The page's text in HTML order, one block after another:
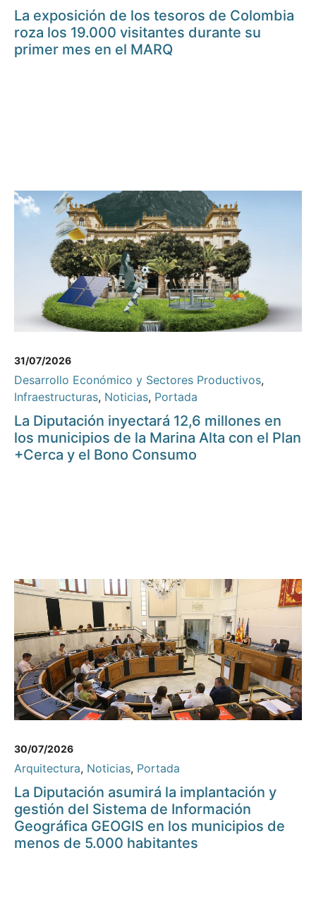
La exposición de los tesoros de Colombia
roza los 19.000 visitantes durante su
primer mes en el MARQ
31/07/2026
Desarrollo Económico y Sectores Productivos,
Infraestructuras, Noticias, Portada
La Diputación inyectará 12,6 millones en
los municipios de la Marina Alta con el Plan
+Cerca y el Bono Consumo
30/07/2026
Arquitectura, Noticias, Portada
La Diputación asumirá la implantación y
gestión del Sistema de Información
Geográfica GEOGIS en los municipios de
menos de 5.000 habitantes